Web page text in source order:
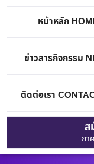
หน้าหลัก
ข่าวสารกิจกรรม
ติดต่อเรา
ส
ภา